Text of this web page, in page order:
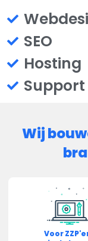
SEO
Hosting
Support
Wij
Voor